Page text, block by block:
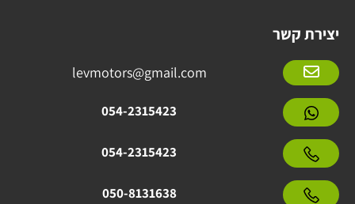
יצירת קשר
levmotors@gmail.com
054-2315423
054-2315423
050-8131638